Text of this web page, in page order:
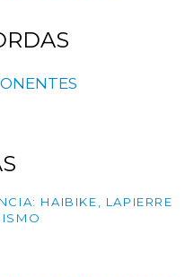
HAIBIKE, LAPIERRE